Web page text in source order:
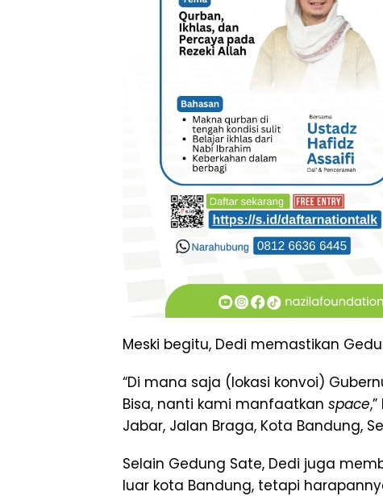
Meski begitu, Dedi memastikan
“Di mana saja (lokasi konvoi)
Bisa, nanti kami manfaatkan space
Jabar, Jalan Braga, Kota Bandung,
Selain Gedung Sate, Dedi juga
luar kota Bandung, tetapi